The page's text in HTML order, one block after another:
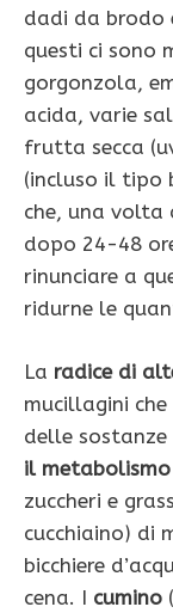
dadi da
questi ci sono
gorgonzola,
acida, varie
frutta secca
(incluso il tipo
che, una volta
dopo 24-48
rinunciare a
ridurne le
La radice di
mucillagini
delle
il metabolismo
zuccheri e
cucchiaino) di
bicchiere
cena. I cumino (